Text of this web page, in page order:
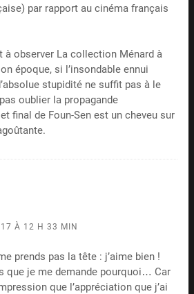
par rapport au cinéma français
à observer La collection Ménard à
époque, si l’insondable ennui
stupidité ne suffit pas à le
oublier la propagande
final de Foun-Sen est un cheveu sur
À 12 H 33 MIN
prends pas la tête : j’aime bien !
que je me demande pourquoi… Car
que l’appréciation que j’ai